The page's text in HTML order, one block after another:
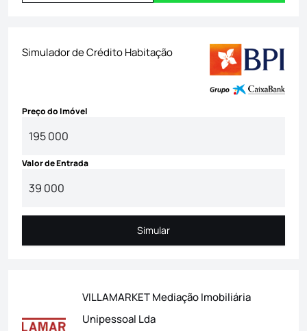
Simulador de Crédito Habitação
Preço do Imóvel
Valor de Entrada
Simular
Simular
VILLAMARKET Mediação Imobiliária
Unipessoal Lda